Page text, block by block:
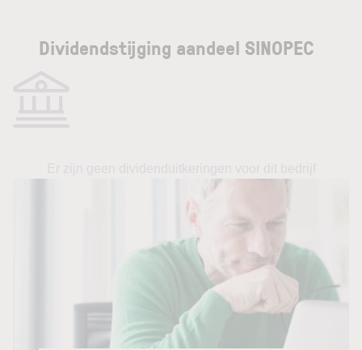
Dividendstijging aandeel SINOPEC